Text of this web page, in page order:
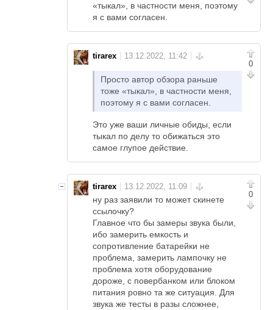
«тыкал», в частности меня, поэтому
я с вами согласен.
0
tirarex
Просто автор обзора раньше
тоже «тыкал», в частности меня,
поэтому я с вами согласен.
Это уже ваши личные обиды, если
тыкал по делу то обижаться это
самое глупое действие.
0
tirarex
ну раз заявили то может скинете
ссылочку?
Главное что бы замеры звука были,
ибо замерить емкость и
сопротивление батарейки не
проблема, замерить лампочку не
проблема хотя оборудование
дороже, с повербанком или блоком
питания ровно та же ситуация. Для
звука же тесты в разы сложнее,